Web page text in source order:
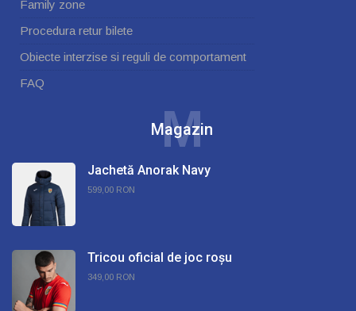
Family zone
Procedura retur bilete
Obiecte interzise si reguli de comportament
FAQ
Magazin
M
Jachetă Anorak Navy
599,00 RON
Tricou oficial de joc roșu
349,00 RON